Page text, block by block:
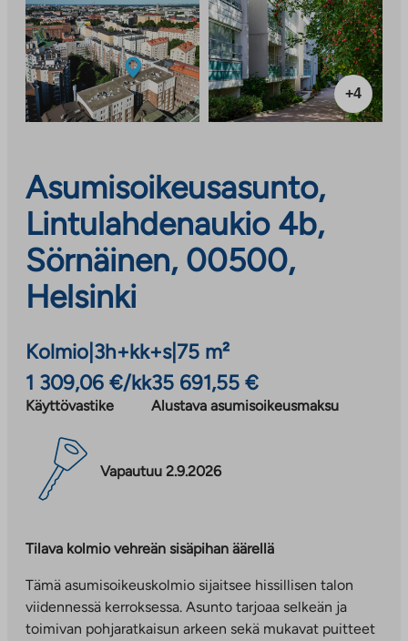
+4
Asumisoikeusasunto,
Lintulahdenaukio 4b,
Sörnäinen, 00500,
Helsinki
Kolmio 3h+kk+s| 75 m²
1 309,06 €/kk
Käyttövastike
35 691,55 €
Alustava asumisoikeusmaksu
Vapautuu 2.9.2026
Tilava kolmio vehreän sisäpihan äärellä
Tämä asumisoikeuskolmio sijaitsee hissillisen talon
viidennessä kerroksessa. Asunto tarjoaa selkeän ja
toimivan pohjaratkaisun arkeen sekä mukavat puitteet